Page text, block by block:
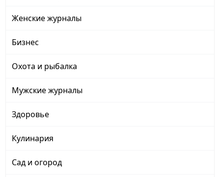
Женские журналы
Бизнес
Охота и рыбалка
Мужские журналы
Здоровье
Кулинария
Сад и огород